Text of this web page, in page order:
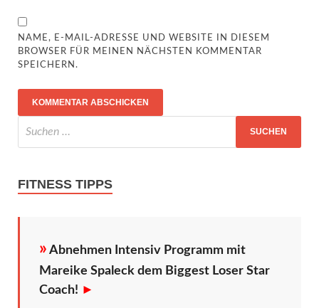
NAME, E-MAIL-ADRESSE UND WEBSITE IN DIESEM
BROWSER FÜR MEINEN NÄCHSTEN KOMMENTAR
SPEICHERN.
FITNESS TIPPS
» Abnehmen Intensiv Programm mit
Mareike Spaleck dem Biggest Loser Star
Coach! ►